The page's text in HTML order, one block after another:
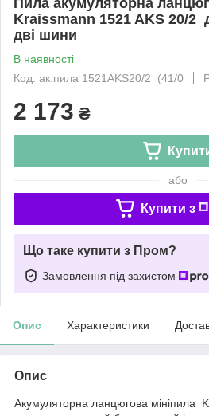
Kraissmann 1521 AKS 20/
дві шини
В наявності
Код: ак.пила 1521AKS20/2_(41/0
2 173 ₴
або
Купити з
Що таке купити з Пром?
Замовлення під захистом
Опис Характеристики
Опис
Акумуляторна ланцюгова мініпила